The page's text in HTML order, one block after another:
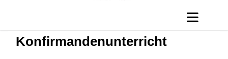
Konfirmandenunterricht